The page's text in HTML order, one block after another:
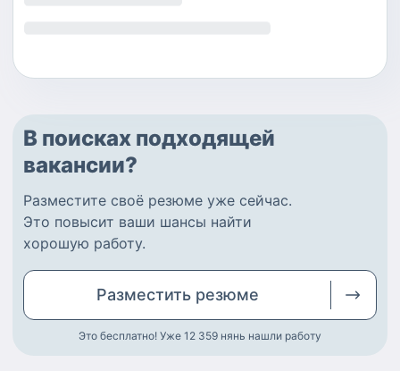
В поисках подходящей
вакансии?
Разместите своё резюме уже сейчас.
Это повысит ваши шансы найти
хорошую работу.
Разместить резюме
Это бесплатно! Уже 12 359 нянь нашли работу